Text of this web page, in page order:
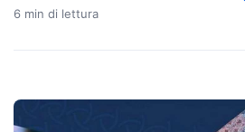
6 min di lettura